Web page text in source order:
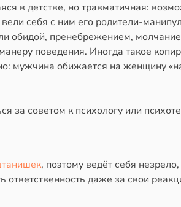
в детстве, но травматичная:
себя с ним его родители-
обидой, пренебрежением,
поведения. Иногда такое
мужчина обижается на женщину
за советом к психологу или
, поэтому ведёт себя
ответственность даже за свои